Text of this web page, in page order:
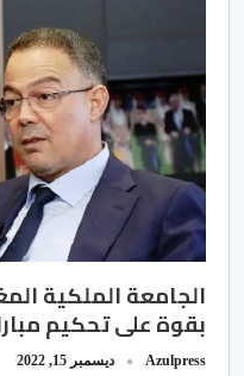
الجامعة الملكية
بقوة على تحكيم​
Azulpress ديسمبر 15, 2022